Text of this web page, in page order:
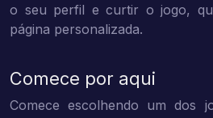
o seu perfil e curtir o jogo,
página personalizada.
Comece por aqui
Comece escolhendo um dos